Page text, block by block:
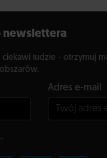
newslettera
ciekawi ludzie - otrzymuj
Adres e-mail